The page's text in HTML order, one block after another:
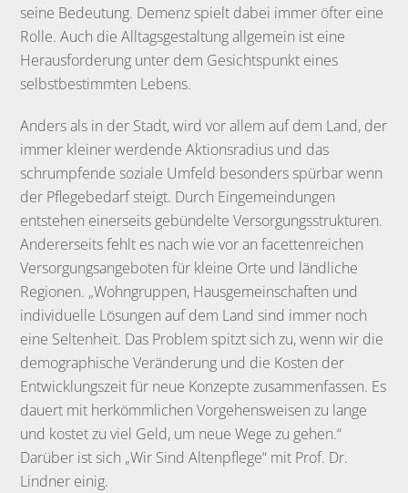
seine Bedeutung. Demenz spielt dabei immer öfter eine
Rolle. Auch die Alltagsgestaltung allgemein ist eine
Herausforderung unter dem Gesichtspunkt eines
selbstbestimmten Lebens.
Anders als in der Stadt, wird vor allem auf dem Land, der
immer kleiner werdende Aktionsradius und das
schrumpfende soziale Umfeld besonders spürbar wenn
der Pflegebedarf steigt. Durch Eingemeindungen
entstehen einerseits gebündelte Versorgungsstrukturen.
Andererseits fehlt es nach wie vor an facettenreichen
Versorgungsangeboten für kleine Orte und ländliche
Regionen. „Wohngruppen, Hausgemeinschaften und
individuelle Lösungen auf dem Land sind immer noch
eine Seltenheit. Das Problem spitzt sich zu, wenn wir die
demographische Veränderung und die Kosten der
Entwicklungszeit für neue Konzepte zusammenfassen. Es
dauert mit herkömmlichen Vorgehensweisen zu lange
und kostet zu viel Geld, um neue Wege zu gehen.“
Darüber ist sich „Wir Sind Altenpflege“ mit Prof. Dr.
Lindner einig.